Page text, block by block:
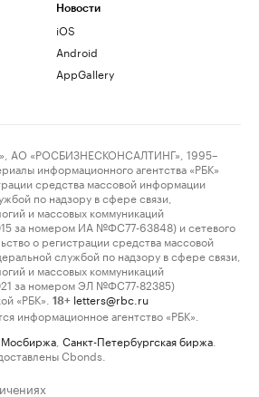
Новости
iOS
Android
AppGallery
АО «РОСБИЗНЕСКОНСАЛТИНГ», 1995–
информационного агентства «РБК»
средства массовой информации
по надзору в сфере связи,
и массовых коммуникаций
за номером ИА №ФС77-63848) и сетевого
о регистрации средства массовой
службой по надзору в сфере связи,
и массовых коммуникаций
за номером ЭЛ №ФС77-82385)
«РБК».
18+ letters@rbc.ru
информационное агентство «РБК».
Мосбиржа Санкт-Петербургская биржа
Cbonds.